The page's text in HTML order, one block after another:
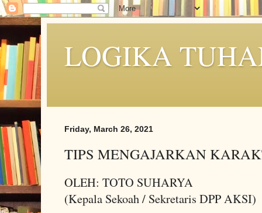
LOGIKA
Friday, March 26, 2021
TIPS MENGAJARKAN
OLEH: TOTO SUHARYA
(Kepala Sekoah / Sekretaris DPP AKSI)